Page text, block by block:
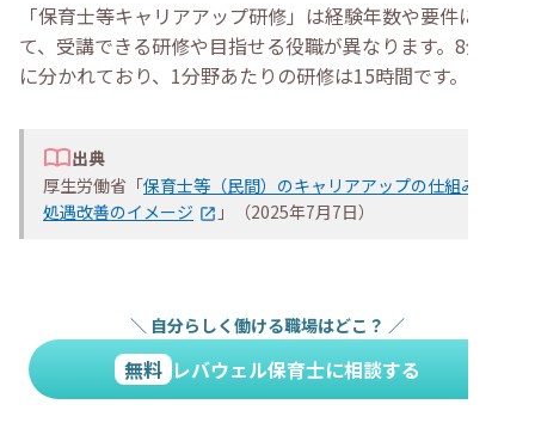
「保育士等キャリアアップ研修」は経験年数や要件によっ
て、受講できる研修や目指せる役職が異なります。8分野
に分かれており、1分野あたりの研修は15時間です。
出典
厚生労働省「保育士等（民間）のキャリアアップの仕組み・
処遇改善のイメージ
」（2025年7月7日）
＼ 自分らしく働ける職場はどこ？ ／
無料 レバウェル保育士に相談する